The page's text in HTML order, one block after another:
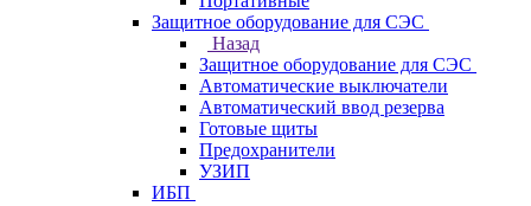
Защитное оборудование для СЭС
Назад
Защитное оборудование для СЭС
Автоматические выключатели
Автоматический ввод резерва
Готовые щиты
Предохранители
УЗИП
ИБП